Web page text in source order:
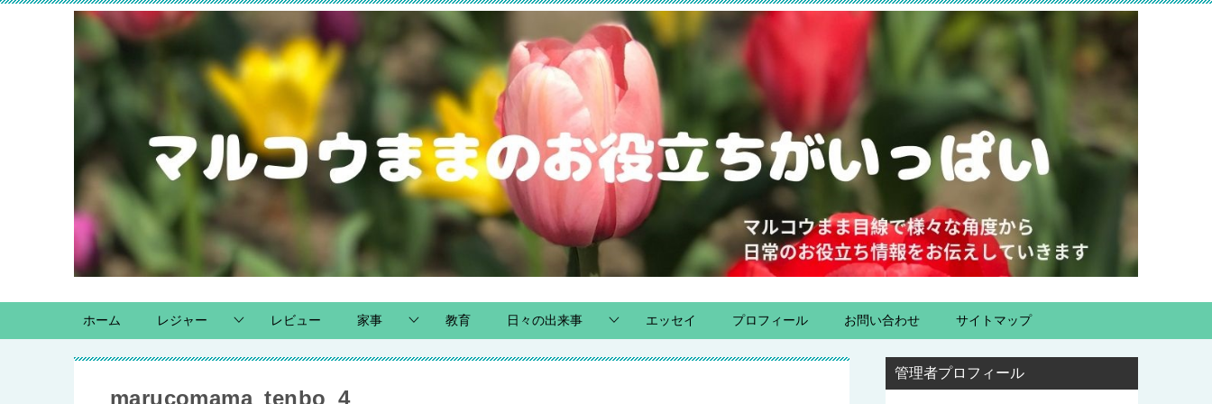
ホーム レジャー レビュー 家事 教育 日々の出来事 エッセイ プロフィール お問い合わせ サイトマップ
marucomama_tenbo_4
管理者プロフィール